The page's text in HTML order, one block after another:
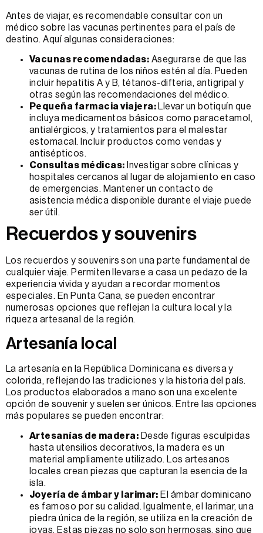
Antes de viajar, es recomendable consultar con un
médico sobre las vacunas pertinentes para el país de
destino. Aquí algunas consideraciones:
Vacunas recomendadas: Asegurarse de que las
vacunas de rutina de los niños estén al día. Pueden
incluir hepatitis A y B, tétanos-difteria, antigripal y
otras según las recomendaciones del médico.
Pequeña farmacia viajera: Llevar un botiquín que
incluya medicamentos básicos como paracetamol,
antialérgicos, y tratamientos para el malestar
estomacal. Incluir productos como vendas y
antisépticos.
Consultas médicas: Investigar sobre clínicas y
hospitales cercanos al lugar de alojamiento en caso
de emergencias. Mantener un contacto de
asistencia médica disponible durante el viaje puede
ser útil.
Recuerdos y souvenirs
Los recuerdos y souvenirs son una parte fundamental de
cualquier viaje. Permiten llevarse a casa un pedazo de la
experiencia vivida y ayudan a recordar momentos
especiales. En Punta Cana, se pueden encontrar
numerosas opciones que reflejan la cultura local y la
riqueza artesanal de la región.
Artesanía local
La artesanía en la República Dominicana es diversa y
colorida, reflejando las tradiciones y la historia del país.
Los productos elaborados a mano son una excelente
opción de souvenir y suelen ser únicos. Entre las opciones
más populares se pueden encontrar:
Artesanías de madera: Desde figuras esculpidas
hasta utensilios decorativos, la madera es un
material ampliamente utilizado. Los artesanos
locales crean piezas que capturan la esencia de la
isla.
Joyería de ámbar y larimar: El ámbar dominicano
es famoso por su calidad. Igualmente, el larimar, una
piedra única de la región, se utiliza en la creación de
joyas. Estas piezas no solo son hermosas, sino que